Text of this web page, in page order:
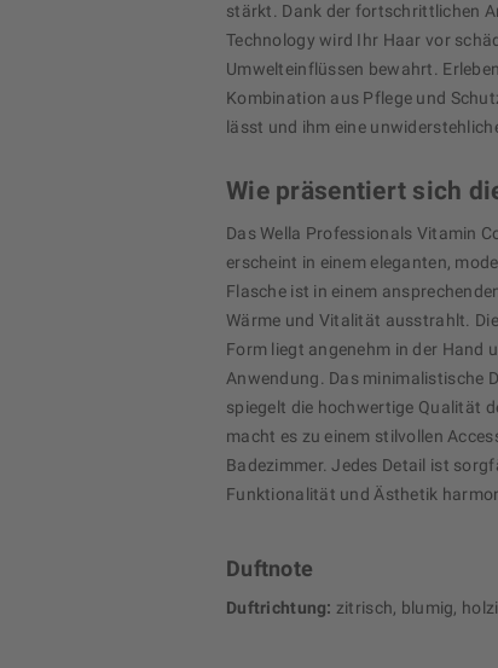
stärkt. Dank der fortschrittlichen
Technology wird Ihr Haar vor
Umwelteinflüssen bewahrt.
Kombination aus Pflege und
lässt und ihm eine
Wie präsentiert sich
Das Wella Professionals Vitamin
erscheint in einem eleganten,
Flasche ist in einem
Wärme und Vitalität ausstrahlt.
Form liegt angenehm in der Hand
Anwendung. Das minimalistische
spiegelt die hochwertige Qualität
macht es zu einem stilvollen
Badezimmer. Jedes Detail ist
Funktionalität und Ästhetik
Duftnote
Duftrichtung: zitrisch, blumig,